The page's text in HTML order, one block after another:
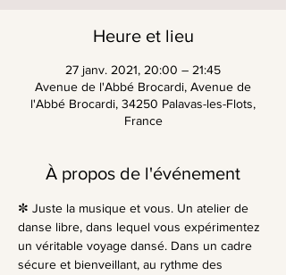
Heure et lieu
27 janv. 2021, 20:00 – 21:45
Avenue de l'Abbé Brocardi, Avenue de
l'Abbé Brocardi, 34250 Palavas-les-Flots,
France
À propos de l'événement
✼ Juste la musique et vous. Un atelier de
danse libre, dans lequel vous expérimentez
un véritable voyage dansé. Dans un cadre
sécure et bienveillant, au rythme des